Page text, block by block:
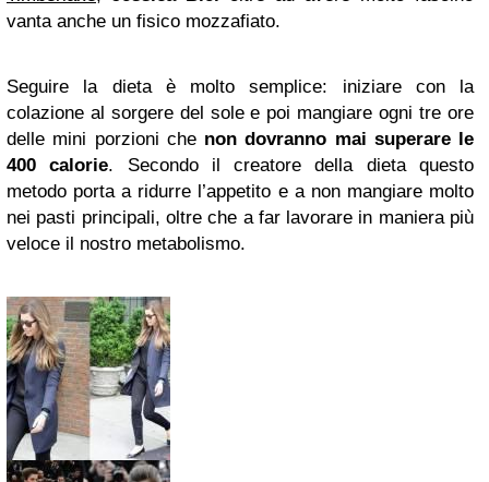
vanta anche un fisico mozzafiato.
Seguire la dieta è molto semplice: iniziare con la
colazione al sorgere del sole e poi mangiare ogni tre ore
delle mini porzioni che non dovranno mai superare le
400 calorie. Secondo il creatore della dieta questo
metodo porta a ridurre l’appetito e a non mangiare molto
nei pasti principali, oltre che a far lavorare in maniera più
veloce il nostro metabolismo.